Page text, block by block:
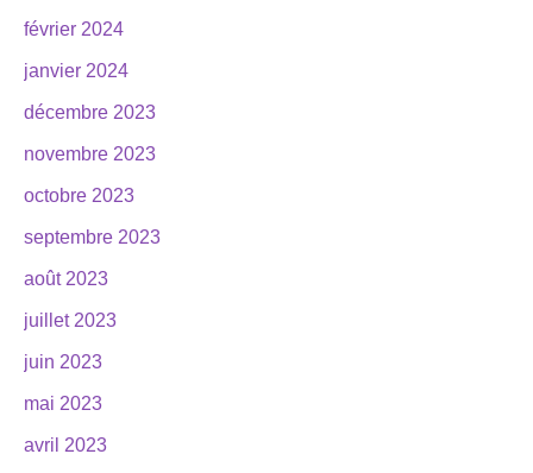
février 2024
janvier 2024
décembre 2023
novembre 2023
octobre 2023
septembre 2023
août 2023
juillet 2023
juin 2023
mai 2023
avril 2023